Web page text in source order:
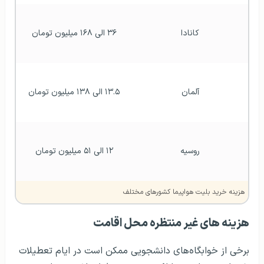
کانادا ۳۶ الی ۱۶۸ میلیون تومان
آلمان ۱۳.۵ الی ۱۳۸ میلیون تومان
روسیه ۱۲ الی ۵۱ میلیون تومان
هزینه خرید بلیت هواپیما کشورهای مختلف
هزینه های غیر منتظره محل اقامت
برخی از خوابگاه‌های دانشجویی ممکن است در ایام تعطیلات